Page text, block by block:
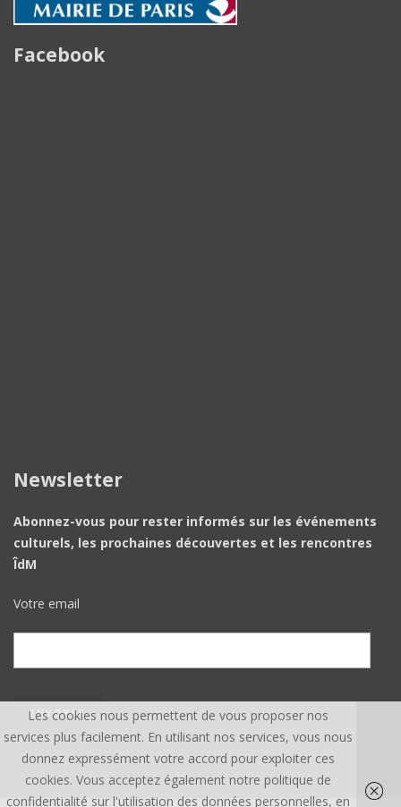
Facebook
Newsletter
Abonnez-vous pour rester informés sur les événements
culturels, les prochaines découvertes et les rencontres
ÎdM
Votre email
Les cookies nous permettent de vous proposer nos
services plus facilement. En utilisant nos services, vous nous
donnez expressément votre accord pour exploiter ces
cookies. Vous acceptez également notre politique de
confidentialité sur l'utilisation des données personnelles, en